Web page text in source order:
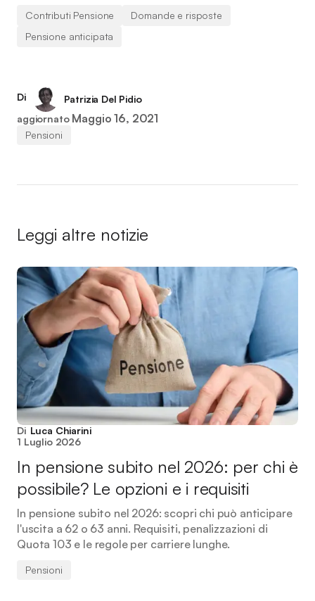
Contributi Pensione
Domande e risposte
Pensione anticipata
Di
Patrizia Del Pidio
aggiornato Maggio 16, 2021
Pensioni
Leggi altre notizie
Di Luca Chiarini
1 Luglio 2026
In pensione subito nel 2026: per chi è
possibile? Le opzioni e i requisiti
In pensione subito nel 2026: scopri chi può anticipare
l'uscita a 62 o 63 anni. Requisiti, penalizzazioni di
Quota 103 e le regole per carriere lunghe.
Pensioni